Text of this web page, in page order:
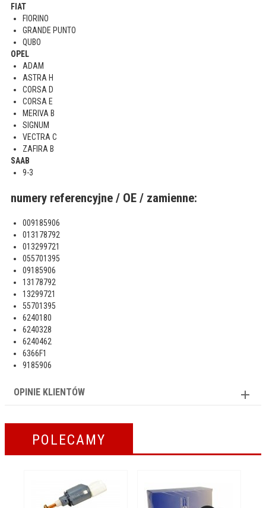
FIAT
FIORINO
GRANDE PUNTO
QUBO
OPEL
ADAM
ASTRA H
CORSA D
CORSA E
MERIVA B
SIGNUM
VECTRA C
ZAFIRA B
SAAB
9-3
numery referencyjne / OE / zamienne:
009185906
013178792
013299721
055701395
09185906
13178792
13299721
55701395
6240180
6240328
6240462
6366F1
9185906
OPINIE KLIENTÓW
POLECAMY